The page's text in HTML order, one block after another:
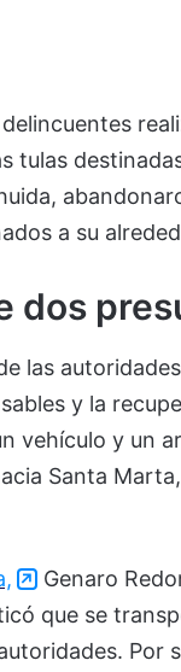
tulas
a su
dos
las
y la
vehículo y un
Santa
Genaro
que se
Por